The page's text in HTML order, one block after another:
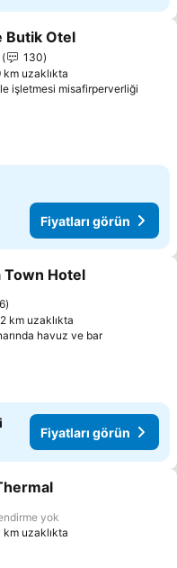
ekle
Butik Otel
130
km uzaklıkta
işletmesi misafirperverliği
Fiyatları görün
ekle
Town Hotel
km uzaklıkta
havuz ve bar
Fiyatları görün
ekle
yok
km uzaklıkta